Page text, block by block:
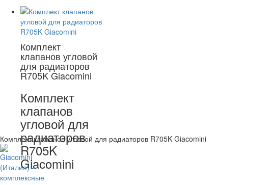
Комплект
клапанов угловой
для радиаторов
R705K Giacomini
Комплект
клапанов
угловой для
радиаторов
R705K
Giacomini
Комплект клапанов угловой для радиаторов R705K Giacomini